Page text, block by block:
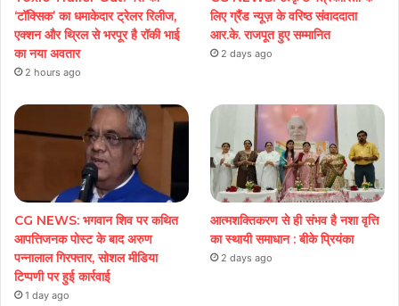
‘टॉक्सिक’ का धमाकेदार ट्रेलर रिलीज,
एक्शन और थ्रिल से भरपूर है रॉकी भाई
का नया अवतार
2 hours ago
लिए ग्रैंड न्यूज़ के वरिष्ठ संवाददाता
आर.के. राजपूत हुए सम्मानित
2 days ago
CG NEWS: भगवान शिव पर कथित
आपत्तिजनक पोस्ट के बाद अरुण
पन्नालाल गिरफ्तार, सोशल मीडिया
टिप्पणी पर हुई कार्रवाई
1 day ago
आत्मशक्तिकरण से ही संभव है नशा वृत्ति
का स्थायी समाधान : बीके प्रियंका
2 days ago